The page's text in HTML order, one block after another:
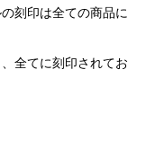
刻印は全ての商品に
全てに刻印されてお